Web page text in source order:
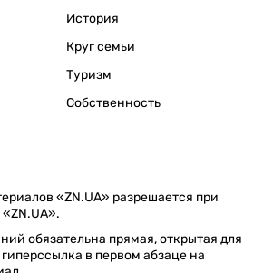
История
Круг семьи
Туризм
Собственность
«ZN.UA» разрешается при
обязательна прямая, открытая для
в первом абзаце на